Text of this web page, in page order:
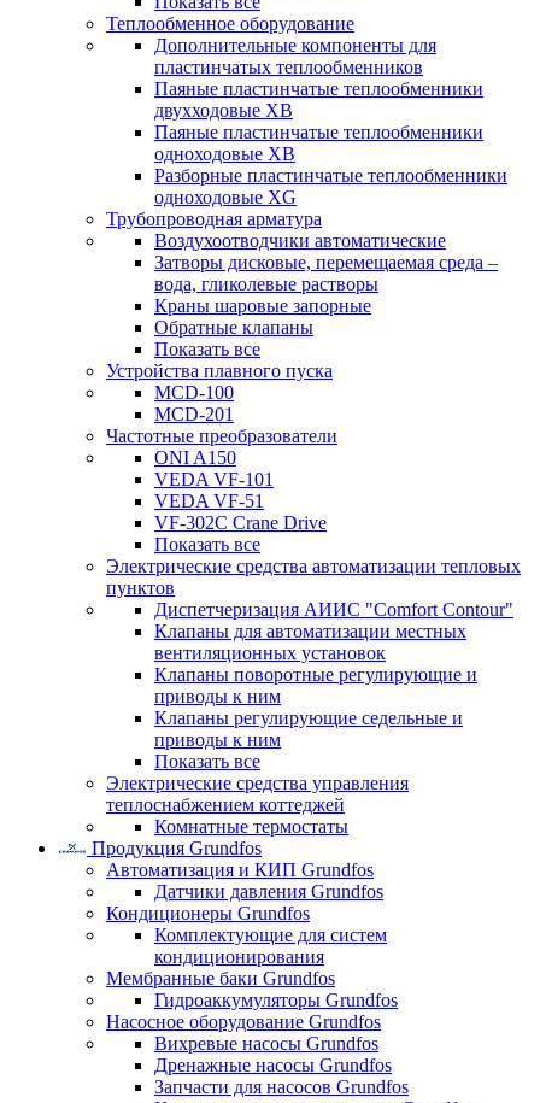
Теплообменное оборудование
Дополнительные компоненты для
пластинчатых теплообменников
Паяные пластинчатые теплообменники
двухходовые XB
Паяные пластинчатые теплообменники
одноходовые ХВ
Разборные пластинчатые теплообменники
одноходовые ХG
Трубопроводная арматура
Воздухоотводчики автоматические
Затворы дисковые, перемещаемая среда –
вода, гликолевые растворы
Краны шаровые запорные
Обратные клапаны
Показать все
Устройства плавного пуска
MCD-100
MCD-201
Частотные преобразователи
ONI A150
VEDA VF-101
VEDA VF-51
VF-302C Crane Drive
Показать все
Электрические средства автоматизации тепловых
пунктов
Диспетчеризация АИИС "Comfort Contour"
Клапаны для автоматизации местных
вентиляционных установок
Клапаны поворотные регулирующие и
приводы к ним
Клапаны регулирующие седельные и
приводы к ним
Показать все
Электрические средства управления
теплоснабжением коттеджей
Комнатные термостаты
Продукция Grundfos
Автоматизация и КИП Grundfos
Датчики давления Grundfos
Кондиционеры Grundfos
Комплектующие для систем
кондиционирования
Мембранные баки Grundfos
Гидроаккумуляторы Grundfos
Насосное оборудование Grundfos
Вихревые насосы Grundfos
Дренажные насосы Grundfos
Запчасти для насосов Grundfos